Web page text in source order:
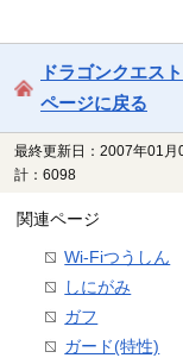
ドラゴンクエス
ページに戻る
最終更新日：2007年01
計：6098
関連ページ
Wi-Fiつうしん
しにがみ
ガフ
ガード(特性)